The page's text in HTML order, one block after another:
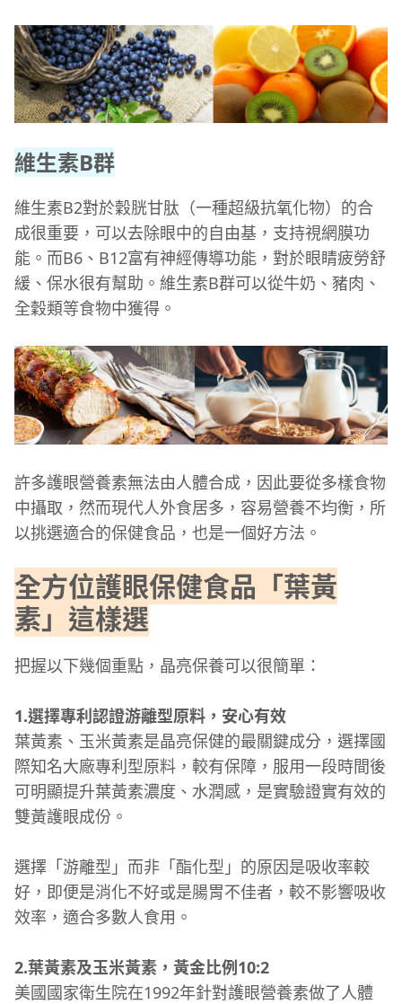
維生素B群
維生素B2對於穀胱甘肽（一種超級抗氧化物）的合
成很重要，可以去除眼中的自由基，支持視網膜功
能。而B6、B12富有神經傳導功能，對於眼睛疲勞舒
緩、保水很有幫助。維生素B群可以從牛奶、豬肉、
全穀類等食物中獲得。
許多護眼營養素無法由人體合成，因此要從多樣食物
中攝取，然而現代人外食居多，容易營養不均衡，所
以挑選適合的保健食品，也是一個好方法。
全方位護眼保健食品「葉黃
素」這樣選
把握以下幾個重點，晶亮保養可以很簡單：
1.選擇專利認證游離型原料，安心有效
葉黃素、玉米黃素是晶亮保健的最關鍵成分，選擇國
際知名大廠專利型原料，較有保障，服用一段時間後
可明顯提升葉黃素濃度、水潤感，是實驗證實有效的
雙黃護眼成份。
選擇「游離型」而非「酯化型」的原因是吸收率較
好，即便是消化不好或是腸胃不佳者，較不影響吸收
效率，適合多數人食用。
2.葉黃素及玉米黃素，黃金比例10:2
美國國家衛生院在1992年針對護眼營養素做了人體